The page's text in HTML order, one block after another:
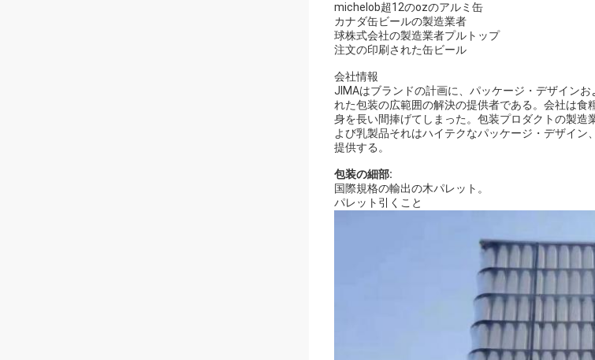
michelob超12のozのアルミ缶
カナダ缶ビールの製造業者
球株式会社の製造業者プルトップ
注文の印刷された缶ビール
会社情報
JIMAはブランドの計画に、パッケージ・デザイン
れた包装の広範囲の解決の提供者である。会社は
身を長い間捧げてしまった。包装プロダクトの製
よび乳製品それはハイテクなパッケージ・デザイ
提供する。
包装の細部:
国際規格の輸出の木パレット。
パレット引くこと